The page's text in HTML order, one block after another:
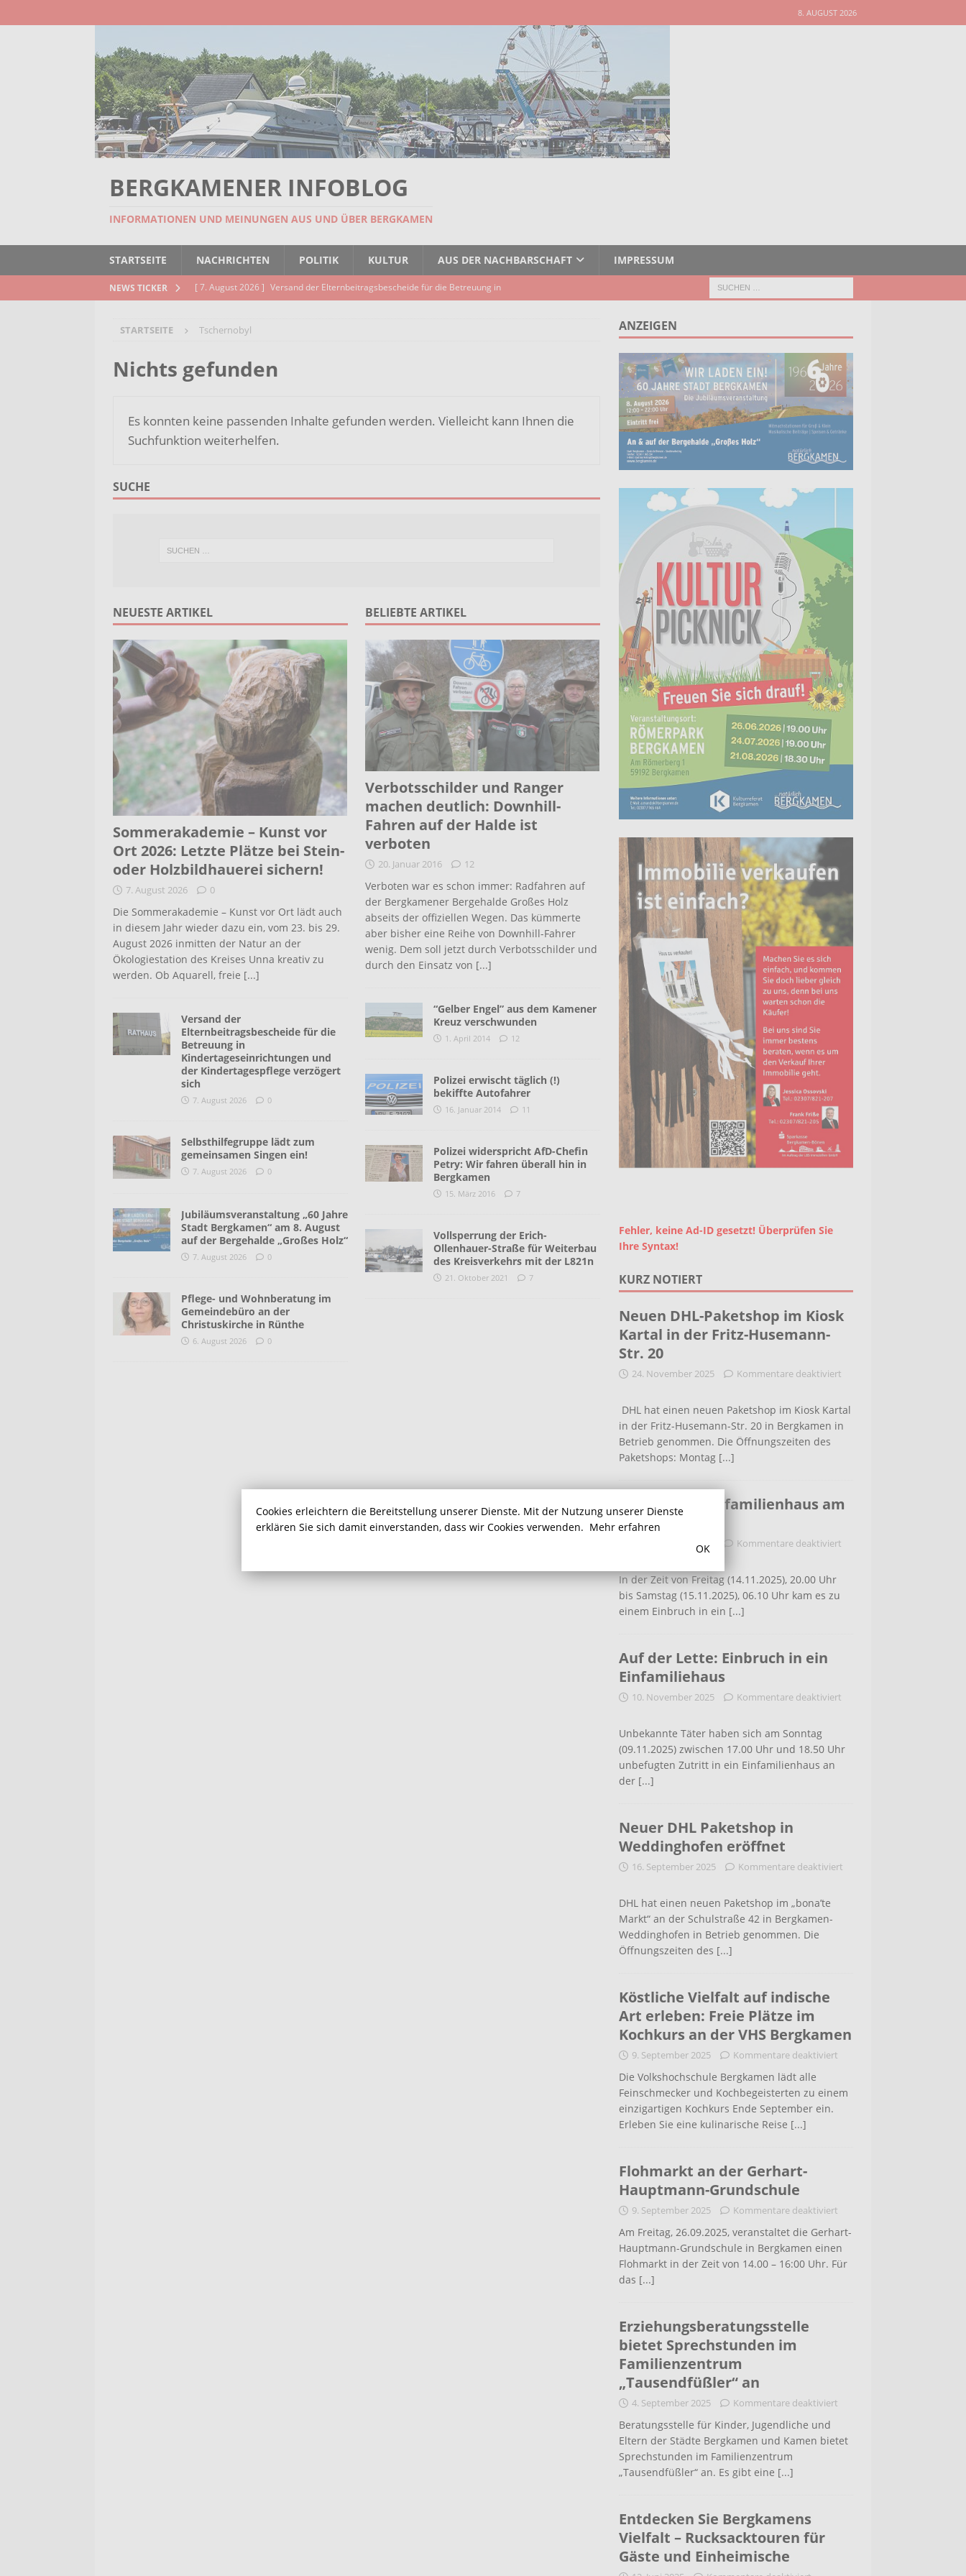
8. AUGUST 2026
BERGKAMENER INFOBLOG
INFORMATIONEN UND MEINUNGEN AUS UND ÜBER BERGKAMEN
STARTSEITE NACHRICHTEN POLITIK KULTUR AUS DER NACHBARSCHAFT IMPRESSUM
NEWS TICKER [ 7. August 2026 ] Versand der Elternbeitragsbescheide für die Betreuung in
[ 7. August 2026 ]
[ 7. August 2026 ]
AKTUELLES
STARTSEITE Tschernobyl
Nichts gefunden
Es konnten keine passenden Inhalte gefunden werden. Vielleicht kann Ihnen die
Suchfunktion weiterhelfen.
SUCHE
NEUESTE ARTIKEL
Sommerakademie – Kunst vor
Ort 2026: Letzte Plätze bei Stein-
oder Holzbildhauerei sichern!
7. August 2026 0
Die Sommerakademie – Kunst vor Ort lädt auch
in diesem Jahr wieder dazu ein, vom 23. bis 29.
August 2026 inmitten der Natur an der
Ökologiestation des Kreises Unna kreativ zu
werden. Ob Aquarell, freie [...]
Versand der
Elternbeitragsbescheide für die
Betreuung in
Kindertageseinrichtungen und
der Kindertagespflege verzögert
sich
7. August 2026 0
Selbsthilfegruppe lädt zum
gemeinsamen Singen ein!
7. August 2026 0
Jubiläumsveranstaltung „60 Jahre
Stadt Bergkamen“ am 8. August
auf der Bergehalde „Großes Holz“
7. August 2026 0
Pflege- und Wohnberatung im
Gemeindebüro an der
Christuskirche in Rünthe
6. August 2026 0
BELIEBTE ARTIKEL
Verbotsschilder und Ranger
machen deutlich: Downhill-
Fahren auf der Halde ist
verboten
20. Januar 2016 12
Verboten war es schon immer: Radfahren auf
der Bergkamener Bergehalde Großes Holz
abseits der offiziellen Wegen. Das kümmerte
aber bisher eine Reihe von Downhill-Fahrer
wenig. Dem soll jetzt durch Verbotsschilder und
durch den Einsatz von [...]
“Gelber Engel” aus dem Kamener
Kreuz verschwunden
1. April 2014 12
Polizei erwischt täglich (!)
bekiffte Autofahrer
16. Januar 2014 11
Polizei widerspricht AfD-Chefin
Petry: Wir fahren überall hin in
Bergkamen
15. März 2016 7
Vollsperrung der Erich-
Ollenhauer-Straße für Weiterbau
des Kreisverkehrs mit der L821n
21. Oktober 2021 7
ANZEIGEN
Fehler, keine Ad-ID gesetzt! Überprüfen Sie
Ihre Syntax!
KURZ NOTIERT
Neuen DHL-Paketshop im Kiosk
Kartal in der Fritz-Husemann-
Str. 20
24. November 2025 Kommentare deaktiviert
DHL hat einen neuen Paketshop im Kiosk Kartal
in der Fritz-Husemann-Str. 20 in Bergkamen in
Betrieb genommen. Die Öffnungszeiten des
Paketshops: Montag [...]
Einbruch in Einfamilienhaus am
Haldenweg
16. November 2025 Kommentare deaktiviert
In der Zeit von Freitag (14.11.2025), 20.00 Uhr
bis Samstag (15.11.2025), 06.10 Uhr kam es zu
einem Einbruch in ein [...]
Auf der Lette: Einbruch in ein
Einfamiliehaus
10. November 2025 Kommentare deaktiviert
Unbekannte Täter haben sich am Sonntag
(09.11.2025) zwischen 17.00 Uhr und 18.50 Uhr
unbefugten Zutritt in ein Einfamilienhaus an
der [...]
Neuer DHL Paketshop in
Weddinghofen eröffnet
16. September 2025 Kommentare deaktiviert
DHL hat einen neuen Paketshop im „bona’te
Markt“ an der Schulstraße 42 in Bergkamen-
Weddinghofen in Betrieb genommen. Die
Öffnungszeiten des [...]
Köstliche Vielfalt auf indische
Art erleben: Freie Plätze im
Kochkurs an der VHS Bergkamen
9. September 2025 Kommentare deaktiviert
Die Volkshochschule Bergkamen lädt alle
Feinschmecker und Kochbegeisterten zu einem
einzigartigen Kochkurs Ende September ein.
Erleben Sie eine kulinarische Reise [...]
Flohmarkt an der Gerhart-
Hauptmann-Grundschule
9. September 2025 Kommentare deaktiviert
Am Freitag, 26.09.2025, veranstaltet die Gerhart-
Hauptmann-Grundschule in Bergkamen einen
Flohmarkt in der Zeit von 14.00 – 16:00 Uhr. Für
das [...]
Erziehungsberatungsstelle
bietet Sprechstunden im
Familienzentrum
„Tausendfüßler“ an
4. September 2025 Kommentare deaktiviert
Beratungsstelle für Kinder, Jugendliche und
Eltern der Städte Bergkamen und Kamen bietet
Sprechstunden im Familienzentrum
„Tausendfüßler“ an. Es gibt eine [...]
Entdecken Sie Bergkamens
Vielfalt – Rucksacktouren für
Gäste und Einheimische
Cookies erleichtern die Bereitstellung unserer Dienste. Mit der Nutzung unserer Dienste
erklären Sie sich damit einverstanden, dass wir Cookies verwenden. Mehr erfahren
OK